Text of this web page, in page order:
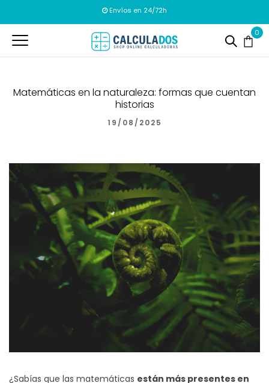
Envíos en 24/72h
0
Matemáticas en la naturaleza: formas que cuentan
historias
19/08/2025
¿Sabías que las matemáticas están más presentes en